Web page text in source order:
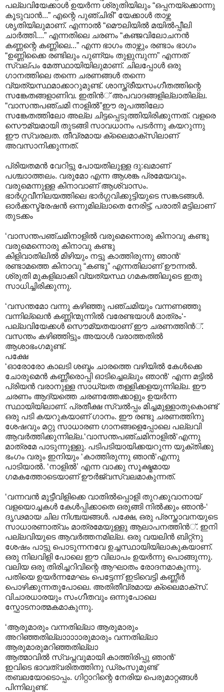
പല്ലവിയേക്കാള്‍ ഉയര്‍ന്ന ശ്രുതിയിലും “ഒപ്പനയ്ക്കൊന്നു
കൂടുവാന്‍...” എന്റെ പുഞ്ചിരി” യേക്കാള്‍ താഴ്ന്ന
ശൃതിയിലുമാണ്. എന്നാല്‍ “മൌലിയില്‍ മയില്‍പ്പീലി
ചാര്‍ത്തി....” എന്നതിലെ ചരണം “കഞ്ജവിലോചനന്‍
കണ്ണന്റെ കണ്ണിലെ...” എന്ന ഭാഗം താഴ്ന്നും രണ്ടാം ഭാഗം
“ഉണ്ണിക്കൈ രണ്ടിലും പുണ്യം തുളുമ്പുന്ന” എന്നത്
സ്വല്പം മേത്സ്ഥായിയിലുമാണ്. ചിലപ്പോള്‍ ഒരു
ഗാനത്തിലെ തന്നെ ചരണങ്ങള്‍ തന്നെ
വ്യത്യസ്ഥമാക്കാറുമുണ്ട്. ശാസ്ത്രീയസംഗീതത്തിന്റെ
സങ്കേതങ്ങളാണിവ. ഇതിന്‍് അപവാദങ്ങളില്ലാതില്ല.
“വാസന്തപഞ്ചമി നാളില്‍”ഈ രൂപത്തിലോ
സങ്കേതത്തിലോ അല്ല ചിട്ടപ്പെടുത്തിയിരിക്കുന്നത്. വളരെ
സൌമ്യമായി തുടങ്ങി സാവധാനം പടര്‍ന്നു കയറുന്നു
ഈ സ്വരലത. തീവ്രമായ ക്ലൈമാക്സിലാണ്
അവസാനിക്കുന്നത്.
പ്രിയതമന്‍ വേറിട്ടു പോയതിലുള്ള ദു:ഖമാണ്
പശ്ചാ‍ാത്തലം. വരുമോ എന്ന ആശങ്ക പ്രമേയവും.
വരുമെന്നുള്ള കിനാവാണ് ആശ്വാസം.
ഭാര്‍ഗ്ഗവീനിലയത്തിലെ ഭാര്‍ഗ്ഗവിക്കുട്ടിയുടെ സങ്കടങ്ങള്‍.
ഓര്‍ക്കസ്ട്രേഷന്‍ ഒന്നുമില്ലാതെ നേരിട്ട്, പരാതി മട്ടിലാണ്
തുടക്കം
‘വാസന്തപഞ്ചമിനാളില്‍ വരുമെന്നൊരു കിനാവു കണ്ടു
വരുമെന്നൊരു കിനാവു കണ്ടു
കിളിവാതിലില്‍ മിഴിയും നട്ടു കാത്തിരുന്നു ഞാന്‍‘
രണ്ടാമത്തെ കിനാവു “കണ്ടു” എന്നതിലാണ് ഊന്നല്‍.
ശ്രുതി മുകളിലാക്കി വ്യത്യസ്ഥ ഗമകത്തിലൂടെ ഇതു
സാധിച്ചിരിക്കുന്നു.
‘വസന്തമോ വന്നു കഴിഞ്ഞു പഞ്ചമിയും വന്നണഞ്ഞു
വന്നില്ലെന്‍ കണ്ണിന്മുന്നില്‍ വരേണ്ടയാള്‍ മാത്രം‘-
പല്ലവിയേക്കള്‍ സൌമ്യതയാണ് ഈ ചരണത്തിന്‍്.
വസന്തം കഴിഞ്ഞിട്ടും അയാള്‍‍ വരാത്തതില്‍
ആശാഭംഗമുണ്ട്.
പക്ഷേ
‘ഓരോരോ കാലടി ശബ്ദം ചാരത്തെ വഴിയില്‍‍ കേള്‍ക്കെ
ചോരുമെന്‍ കണ്ണീരൊപ്പി ഓടിച്ചെല്ലും ഞാന്‍‘ എന്ന മട്ടില്‍
പ്രിയന്‍ വരാനുള്ള സാധ്യത തള്ളിക്കളയുന്നില്ല. ഈ
ചരണം ആദ്യത്തെ ചരണത്തേക്കാളും ഉയര്‍ന്ന
സ്ഥായിയിലാണ്. പ്രതീക്ഷ സ്വല്‍പ്പം മിച്ചമുള്ളാതുകൊണ്ട്
ഒരു പടി കയറുകയാണ് ഗാനം. ഈ രണ്ടു ചരണത്തിനു
ശേഷവും മറ്റു സാധാരണ ഗാനങ്ങളെപ്പോലെ പല്ലവി
ആവര്‍ത്തിക്കുന്നില്ല.‘വാസന്തപഞ്ചമിനാളില്‍‘എന്നു
മാത്രമേ പാടുന്നുള്ളു. പടിപടിയായിക്കയറുന്ന യുക്തിക്കു
ഭംഗം വരും ഇനിയും ‘കാത്തിരുന്നു ഞാന്‍‘എ‍ന്നു
പാടിയാല്‍. ‘നാളില്‍’ എന്ന വാക്കു സൂക്ഷ്മമായ
ഗമകത്തോടെയാണ് ഊര്‍ജ്വസ്വലമാകുന്നത്.
‘വന്നവന്‍ മുട്ടീവിളിക്കെ വാതില്‍പ്പൊളി തുറക്കുവാനായ്
വളയൊച്ചകള്‍ കേള്‍പ്പിക്കാതെ ഒരുങ്ങി നില്‍ക്കും ഞാന്‍-‘
ദൃഢമായ ചില നിശ്ചയങ്ങള്‍. പക്ഷേ, ഒരു പ്രസ്താവനയുടെ
സാധാരണാത്വം മാത്രമേയുള്ളു ആലാപനത്തിന്‍്. ഇനി
പല്ലവിയുടെ ആവര്‍ത്തനമില്ല. ഒരു വയലിന്‍ ബിറ്റ്നു
ശേഷം പാട്ടു പൊടുന്നനവേ ഉച്ചസ്ഥായിയിലാകുകയാണ്.
ഒരു നിലവിളി പോലെ ഈ വിലാപം ഉയര്‍ന്നു പൊങ്ങുന്നു.
വലിയ ഒരു തിരിച്ചറിവിന്റെ ആഘാതം രോദനമാകുന്നു.
പതിയെ ഉയര്‍ന്നമേഘം പെട്ടേന്ന് ഇടിവെട്ടി കണ്ണീര്‍
പൊഴിക്കുന്നതുപോലെ. അതിതീവ്രമായ ക്ലൈമാക്സ്.
വിചാരധാരയും സംഗീതവും ഒന്നുപോലെ
സ്ഫോടനാത്മകമാകുന്നു.
‘ആരുമാരും വന്നതില്ലാ ആരുമാരും
അറിഞ്ഞതില്ലാ‍ാ‍ാ‍ാ‍ാരുമാരും വന്നതില്ലാ
ആരുമാരുമറിഞ്ഞതില്ലാ
ആത്മാവില്‍ സ്വപ്നവുമായി കാത്തിരിപ്പു ഞാന്‍‘
ഇവിടെ ഭാവത്വരിതത്തിനു ഡ്രംസുമുണ്ട്
തബലയോടൊപ്പം. ഗിറ്റാറിന്റെ നേരിയ പെരുമാറ്റങ്ങള്‍
പിന്നിലുണ്ട്.